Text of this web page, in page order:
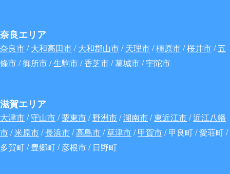
奈良エリア
奈良市/大和高田市/大和郡山市/天理市/橿原市/桜井市/五
條市/御所市/生駒市/香芝市/葛城市/宇陀市
滋賀エリア
大津市/守山市/栗東市/野洲市/湖南市/東近江市/近江八幡
市/米原市/長浜市/高島市/草津市/甲賀市/ 甲良町 / 愛荘町 /
多賀町 / 豊郷町 / 彦根市 / 日野町